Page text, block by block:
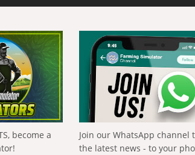
become a
Join our WhatsApp channel
the latest news - to your